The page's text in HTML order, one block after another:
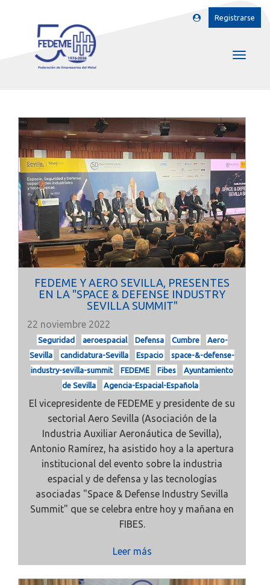
Registrarse
FEDEME Y AERO SEVILLA, PRESENTES
EN LA "SPACE & DEFENSE INDUSTRY
SEVILLA SUMMIT"
22 noviembre 2022
Seguridad aeroespacial Defensa Cumbre
Aero-
Sevilla
candidatura-Sevilla Espacio
space-&-defense-
industry-sevilla-summit
FEDEME Fibes
Ayuntamiento
de Sevilla
Agencia-Espacial-Española
El vicepresidente de FEDEME y presidente de su
sectorial Aero Sevilla (Asociación de la
Industria Auxiliar Aeronáutica de Sevilla),
Antonio Ramírez, ha asistido hoy a la apertura
institucional del evento sobre la industria
espacial y de defensa y las tecnologías
asociadas "Space & Defense Industry Sevilla
Summit" que se celebra entre hoy y mañana en
FIBES.
Leer más